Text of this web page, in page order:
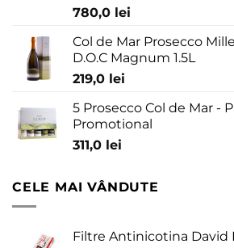
780,0 lei
Col de Mar Prosecco
D.O.C Magnum 1.5L
219,0 lei
5 Prosecco Col de Mar -
Promotional
311,0 lei
CELE MAI VÂNDUTE
Filtre Antinicotina David